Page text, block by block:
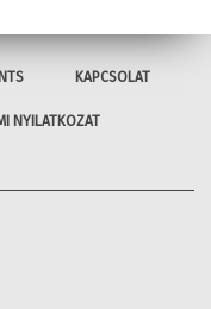
KAPCSOLAT
NYILATKOZAT